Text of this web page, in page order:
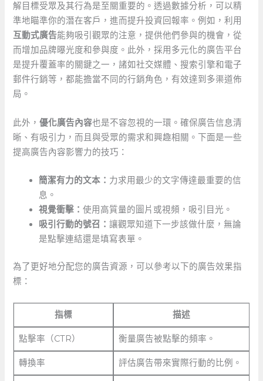
解目標受眾及其行為是至關重要的。透過數據分析，可以精
準地瞄準你的潛在客戶，進而提升投資回報率。例如，利用
互動式廣告能夠吸引觀眾的注意，提供他們參與的機會，從
而增加品牌曝光度和參與度。此外，採用多元化的廣告平台
是提升覆蓋率的關鍵之一，諸如社交媒體、搜索引擎和電子
郵件行銷等，都能擔當不同的行銷角色，有效達到多渠道佈
局。
此外，優化廣告內容也是不容忽視的一環。確保廣告信息清
晰、有吸引力，而且與受眾的需求和興趣相關。下面是一些
提高廣告內容影響力的技巧：
簡潔有力的文本： 力求用最少的文字傳達最重要的信
息。
視覺衝擊：使用高質量的圖片或視頻，吸引目光。
吸引行動的號召：讓觀眾知道下一步該做什麼，無論
是點擊連結還是填寫表單。
為了更好地分配您的廣告資源，可以參考以下的廣告效果指
標：
指標 描述
點擊率（CTR） 衡量廣告被點擊的頻率。
轉換率 評估廣告帶來實際行動的比例。